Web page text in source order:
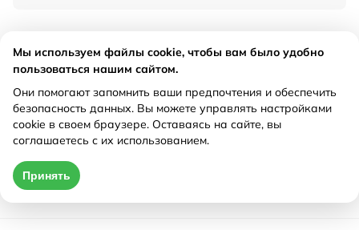
Характеристики
Рецепт
Не требуется
от 721,71 ₽
Мы используем файлы cookie, чтобы вам было удобно
пользоваться нашим сайтом.
Они помогают запомнить ваши предпочтения и обеспечить
безопасность данных. Вы можете управлять настройками
cookie в своем браузере. Оставаясь на сайте, вы
соглашаетесь с их использованием.
Принять